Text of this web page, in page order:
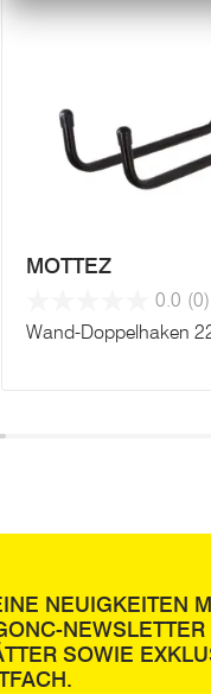
MOTTEZ
0.0 (0)
Wand-Doppelhaken
NEUIGKEITEN
SOWIE